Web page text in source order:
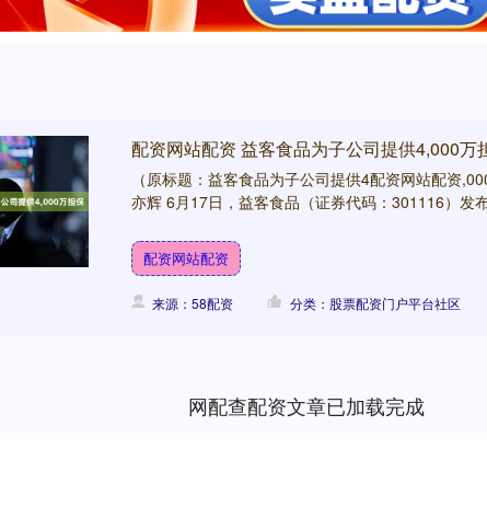
配资网站配资 益客食品为子公司提供4,000万
（原标题：益客食品为子公司提供4配资网站配资
亦辉 6月17日，益客食品（证券代码：301116）发
配资网站配资
来源：58配资 分类：股票配资门户平台社区
网配查配资文章已加载完成